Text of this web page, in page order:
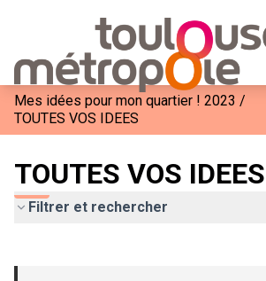
Mes idées pour mon quartier ! 2023 /
TOUTES VOS IDEES
TOUTES VOS IDEES
Filtrer et rechercher